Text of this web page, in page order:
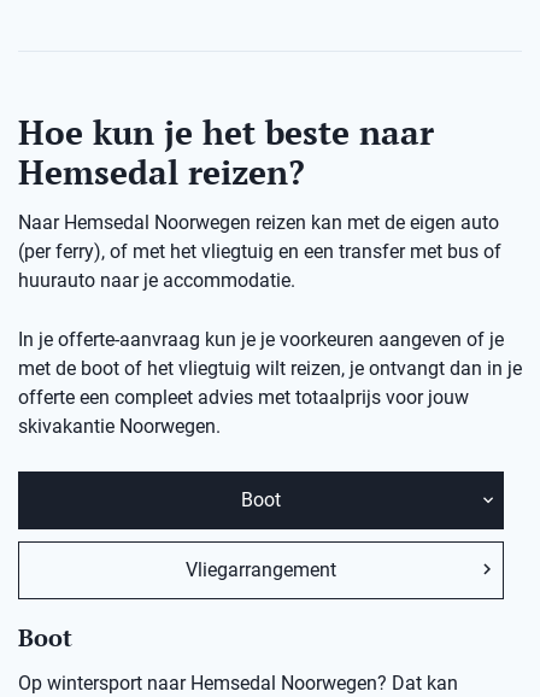
Hoe kun je het beste naar
Hemsedal reizen?
Naar Hemsedal Noorwegen reizen kan met de eigen auto
(per ferry), of met het vliegtuig en een transfer met bus of
huurauto naar je accommodatie.
In je offerte-aanvraag kun je je voorkeuren aangeven of je
met de boot of het vliegtuig wilt reizen, je ontvangt dan in je
offerte een compleet advies met totaalprijs voor jouw
skivakantie Noorwegen.
Boot
Vliegarrangement
Boot
Op wintersport naar Hemsedal Noorwegen? Dat kan